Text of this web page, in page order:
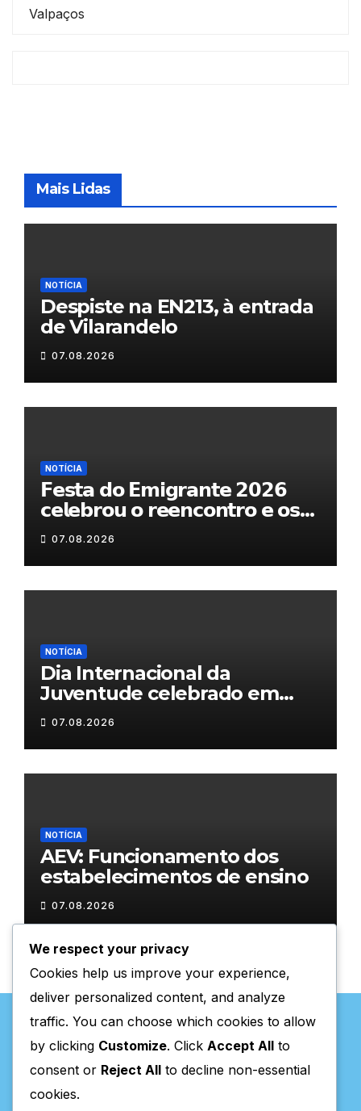
Valpaços
Mais Lidas
NOTÍCIA
Despiste na EN213, à entrada
de Vilarandelo
07.08.2026
NOTÍCIA
𝗙𝗲𝘀𝘁𝗮 𝗱𝗼 𝗘𝗺𝗶𝗴𝗿𝗮𝗻𝘁𝗲 𝟮𝟬𝟮𝟲
𝗰𝗲𝗹𝗲𝗯𝗿𝗼𝘂 𝗼 𝗿𝗲𝗲𝗻𝗰𝗼𝗻𝘁𝗿𝗼 𝗲 𝗼𝘀
𝗹𝗮𝗰̧𝗼𝘀 𝗾𝘂𝗲 𝘂𝗻𝗲𝗺 𝗠𝘂𝗿𝗰̧𝗮
07.08.2026
NOTÍCIA
Dia Internacional da
Juventude celebrado em
Chaves com atividades
gratuitas
07.08.2026
NOTÍCIA
AEV: Funcionamento dos
estabelecimentos de ensino
07.08.2026
Valpaços Online
We respect your privacy
Cookies help us improve your experience,
deliver personalized content, and analyze
traffic. You can choose which cookies to allow
by clicking Customize. Click Accept All to
consent or Reject All to decline non-essential
cookies.